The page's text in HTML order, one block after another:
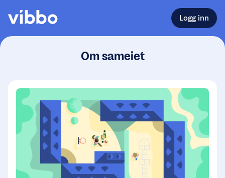
Logg inn
Om sameiet